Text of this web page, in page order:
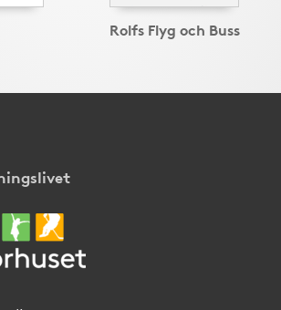
Rolfs Flyg och Buss